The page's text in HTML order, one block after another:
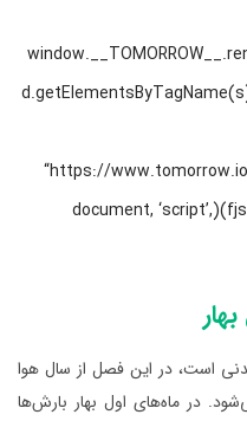
“https://
fjs.parentNode.insertBefore(js, fjs); })(document, ‘script’,
است، در این فصل از سال هوا
در ماه‌های اول بهار بارش‌ها